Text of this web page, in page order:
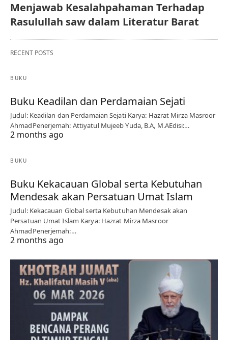
Menjawab Kesalahpahaman Terhadap
Rasulullah saw dalam Literatur Barat
RECENT POSTS
BUKU
Buku Keadilan dan Perdamaian Sejati
Judul: Keadilan dan Perdamaian Sejati Karya: Hazrat Mirza Masroor
AhmadPenerjemah: Attiyatul Mujeeb Yuda, B.A, M.AEdisi:…
2 months ago
BUKU
Buku Kekacauan Global serta Kebutuhan
Mendesak akan Persatuan Umat Islam
Judul: Kekacauan Global serta Kebutuhan Mendesak akan
Persatuan Umat Islam Karya: Hazrat Mirza Masroor
AhmadPenerjemah:…
2 months ago